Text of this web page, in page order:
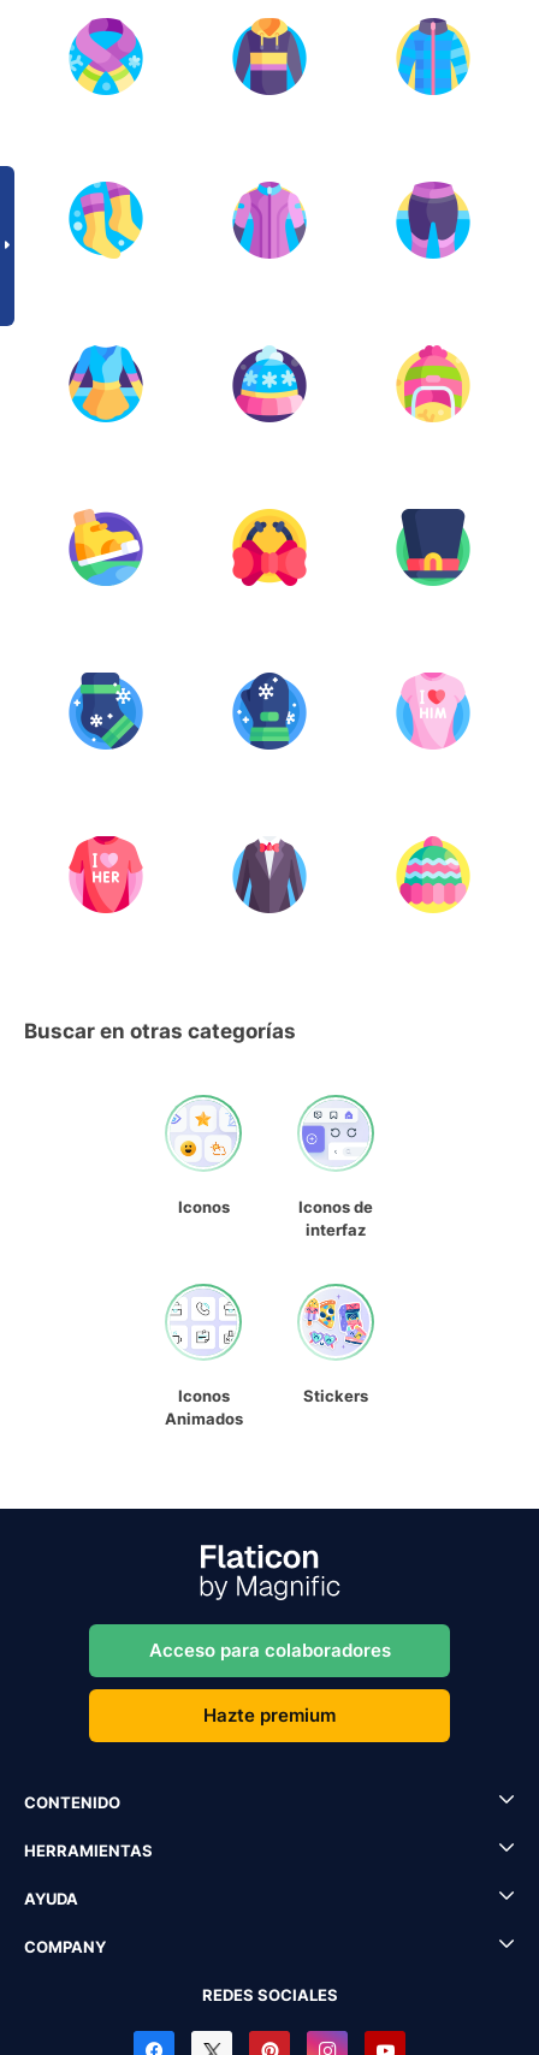
Buscar en otras categorías
Iconos
Iconos de
interfaz
Iconos
Animados
Stickers
Acceso para colaboradores
Hazte premium
CONTENIDO
HERRAMIENTAS
AYUDA
COMPANY
REDES SOCIALES